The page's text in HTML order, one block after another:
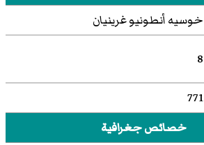
خوسيه أنطونيو غرينيان
8
771
خصائص جغرافية